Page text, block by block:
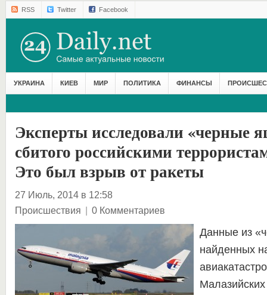
RSS Twitter Facebook
УКРАИНА КИЕВ МИР ПОЛИТИКА ФИНАНСЫ
Эксперты исследовали «черные
сбитого российскими
Это был взрыв от ракеты
27 Июль, 2014 в 12:58
Происшествия | 0 Комментариев
Данные из
найденных